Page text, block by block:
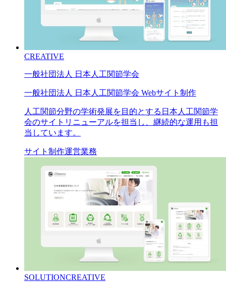
CREATIVE
一般社団法人 日本人工関節学会
一般社団法人 日本人工関節学会 Webサイト制作
人工関節分野の学術発展を目的とする日本人工関節学
会のサイトリニューアルを担当し、継続的な運用も担
当しています。
サイト制作運営業務
SOLUTIONCREATIVE